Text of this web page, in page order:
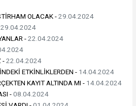
OLACAK -29.04.2024
29.04.2024
-22.04.2024
-22.04.2024
ETKİNLİKLERDEN - 14.04.2024
KAYIT ALTINDA MI - 14.04.2024
-08.04.2024